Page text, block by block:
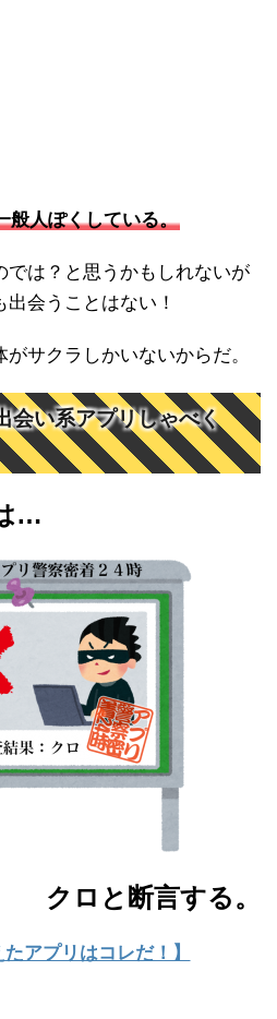
般人ぽくしている。
では？と思うかもしれないが
会うことはない！
サクラしかいないからだ。
会い系アプリしゃべく
…
クロと断言する。
たアプリはコレだ！】